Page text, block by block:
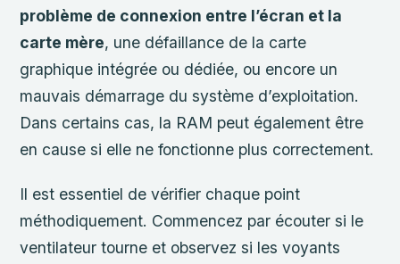
problème de connexion entre l’écran et la
carte mère, une défaillance de la carte
graphique intégrée ou dédiée, ou encore un
mauvais démarrage du système d’exploitation.
Dans certains cas, la RAM peut également être
en cause si elle ne fonctionne plus correctement.
Il est essentiel de vérifier chaque point
méthodiquement. Commencez par écouter si le
ventilateur tourne et observez si les voyants